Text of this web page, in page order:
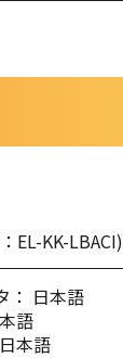
EL-KK-LBACI)
： 日本語
語
本語